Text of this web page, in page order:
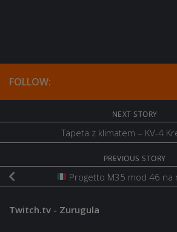
FOLLOW:
NEXT STORY
Tapeta z klimatem – KV-4
PREVIOUS STORY
Progetto M35 mod 46 na
Twitch.tv - Zurugula